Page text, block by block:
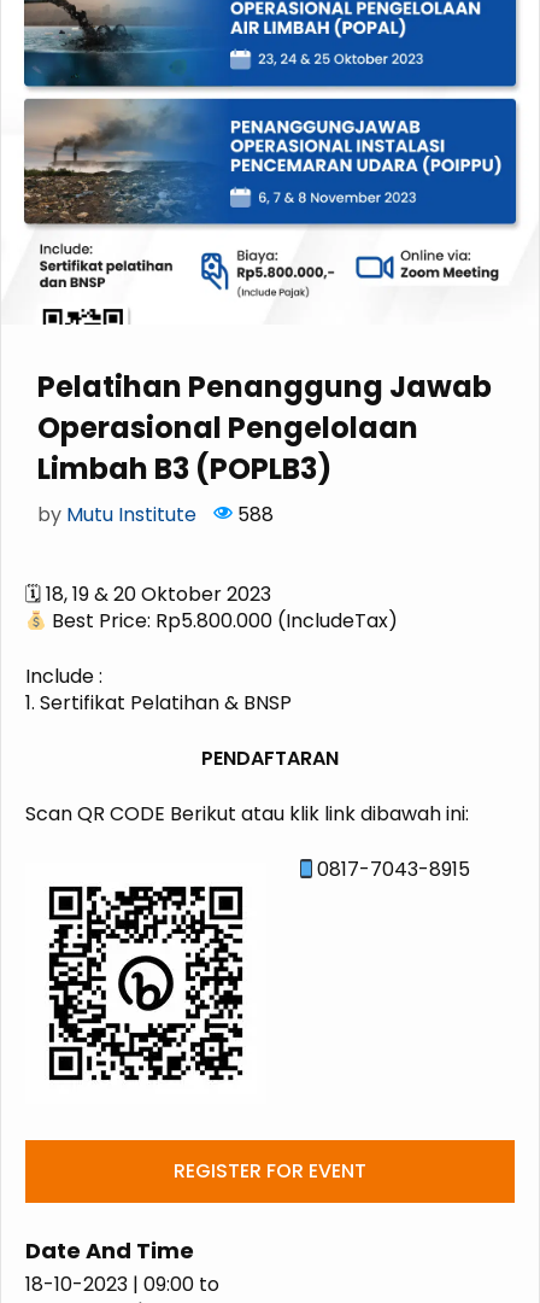
Pelatihan Penanggung Jawab
Operasional Pengelolaan
Limbah B3 (POPLB3)
by Mutu Institute 588
🗓 18, 19 & 20 Oktober 2023
Best Price: Rp5.800.000 (IncludeTax)
Include :
1. Sertifikat Pelatihan & BNSP
PENDAFTARAN
Scan QR CODE Berikut atau klik link dibawah ini:
0817-7043-8915
REGISTER FOR EVENT
Date And Time
18-10-2023 | 09:00 to